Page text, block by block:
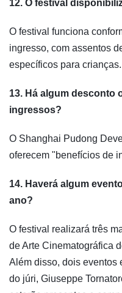
12. O festival
O festival funciona
ingresso, com assentos
específicos para crianças.
13. Há algum desconto
ingressos?
O Shanghai Pudong
oferecem "benefícios de
14. Haverá algum
ano?
O festival realizará três
de Arte Cinematográfica
Além disso, dois eventos
do júri, Giuseppe